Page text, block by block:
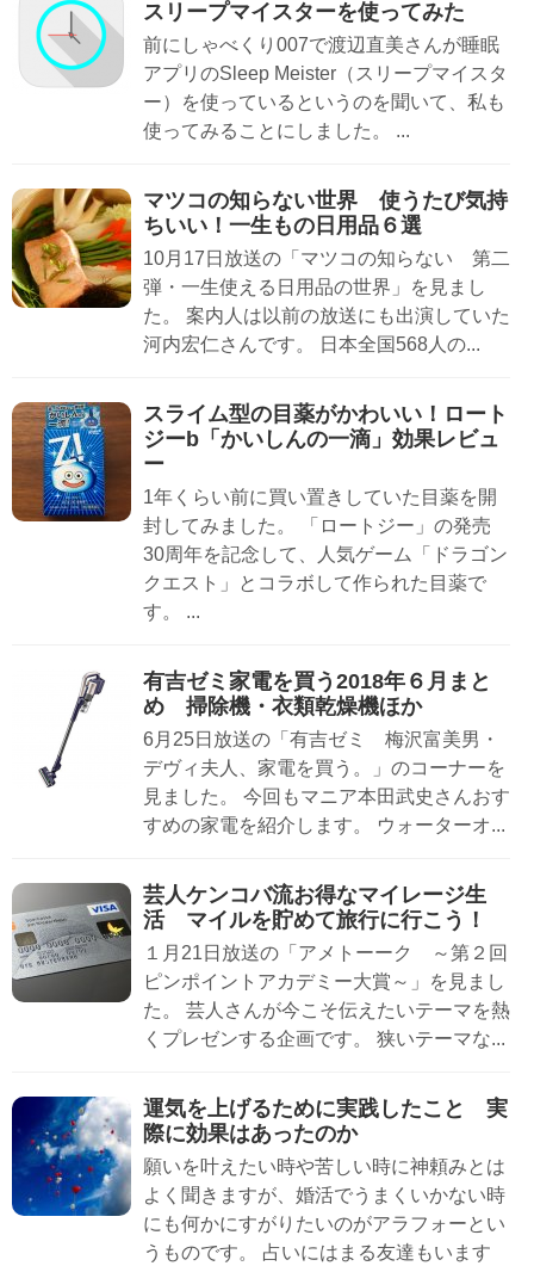
スリープマイスターを使ってみた
前にしゃべくり007で渡辺直美さんが睡眠
アプリのSleep Meister（スリープマイスタ
ー）を使っているというのを聞いて、私も
使ってみることにしました。 ...
マツコの知らない世界 使うたび気持
ちいい！一生もの日用品６選
10月17日放送の「マツコの知らない 第二
弾・一生使える日用品の世界」を見まし
た。 案内人は以前の放送にも出演していた
河内宏仁さんです。 日本全国568人の...
スライム型の目薬がかわいい！ロート
ジーb「かいしんの一滴」効果レビュ
ー
1年くらい前に買い置きしていた目薬を開
封してみました。 「ロートジー」の発売
30周年を記念して、人気ゲーム「ドラゴン
クエスト」とコラボして作られた目薬で
す。 ...
有吉ゼミ家電を買う2018年６月まと
め 掃除機・衣類乾燥機ほか
6月25日放送の「有吉ゼミ 梅沢富美男・
デヴィ夫人、家電を買う。」のコーナーを
見ました。 今回もマニア本田武史さんおす
すめの家電を紹介します。 ウォーターオ...
芸人ケンコバ流お得なマイレージ生
活 マイルを貯めて旅行に行こう！
１月21日放送の「アメトーーク ～第２回
ピンポイントアカデミー大賞～」を見まし
た。 芸人さんが今こそ伝えたいテーマを熱
くプレゼンする企画です。 狭いテーマな...
運気を上げるために実践したこと 実
際に効果はあったのか
願いを叶えたい時や苦しい時に神頼みとは
よく聞きますが、婚活でうまくいかない時
にも何かにすがりたいのがアラフォーとい
うものです。 占いにはまる友達もいます